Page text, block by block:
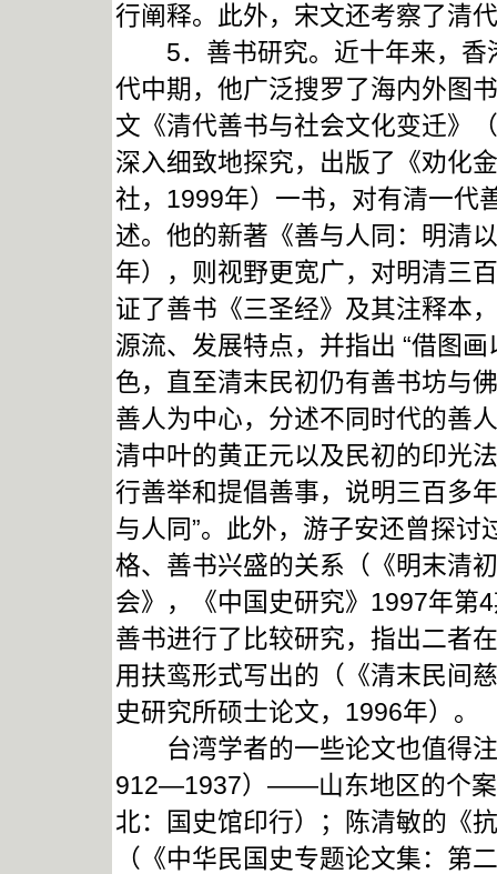
行阐释。此外，宋文还考察了清
5．善书研究。近十年来，香
代中期，他广泛搜罗了海内外图
文《清代善书与社会文化变迁》
深入细致地探究，出版了《劝
社，1999年）一书，对有清一代
述。他的新著《善与人同：明清
年），则视野更宽广，对明清三
证了善书《三圣经》及其注释本
源流、发展特点，并指出 “借图
色，直至清末民初仍有善书坊与
善人为中心，分述不同时代的善
清中叶的黄正元以及民初的印光
行善举和提倡善事，说明三百多
与人同”。此外，游子安还曾探
格、善书兴盛的关系（《明末清
会》，《中国史研究》1997年第
善书进行了比较研究，指出二者
用扶鸾形式写出的（《清末民间
史研究所硕士论文，1996年）。
台湾学者的一些论文也值得注
912—1937）——山东地区的个案
北：国史馆印行）；陈清敏的《
（《中华民国史专题论文集：第